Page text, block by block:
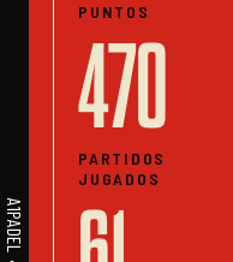
PUNTOS
470
PARTIDOS
JUGADOS